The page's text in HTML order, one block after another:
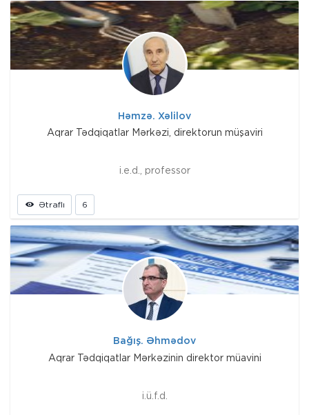
Həmzə. Xəlilov
Aqrar Tədqiqatlar Mərkəzi, direktorun müşaviri
i.e.d., professor
Ətraflı 6
Bağış. Əhmədov
Aqrar Tədqiqatlar Mərkəzinin direktor müavini
i.ü.f.d.